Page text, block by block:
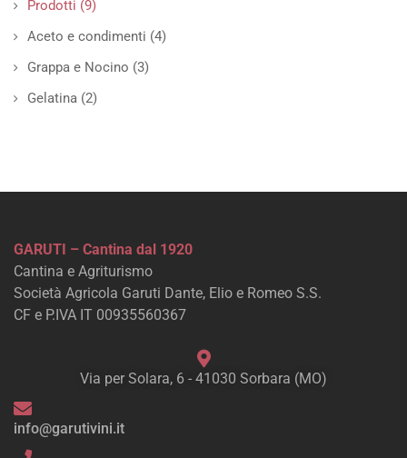
Prodotti (9)
Aceto e condimenti (4)
Grappa e Nocino (3)
Gelatina (2)
GARUTI – Cantina dal 1920
Cantina e Agriturismo
Società Agricola Garuti Dante, Elio e Romeo S.S.
CF e P.IVA IT 00935560367
Via per Solara, 6 - 41030 Sorbara (MO)
info@garutivini.it